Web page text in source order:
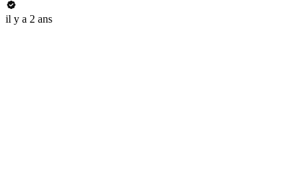
il y a 2 ans